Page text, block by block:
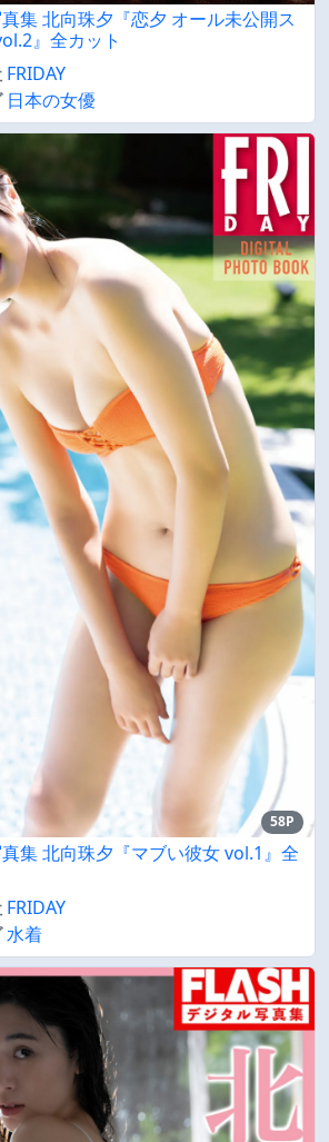
集 北向珠夕『恋夕 オール未公開ス
』全カット
FRIDAY
日本の女優
58P
集 北向珠夕『マブい彼女 vol.1』全
FRIDAY
水着